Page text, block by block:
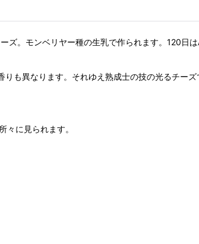
。モンベリヤー種の生乳で作られます。120日
も異なります。それゆえ熟成士の技の光るチー
に見られます。